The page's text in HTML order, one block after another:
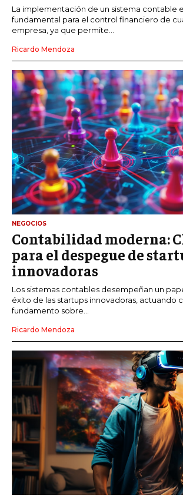
La implementación de un sistema contable
fundamental para el control financiero de
empresa, ya que permite...
Ricardo Mendoza
NEGOCIOS
Contabilidad moderna:
para el despegue de
innovadoras
Los sistemas contables desempeñan un
éxito de las startups innovadoras, actuando
fundamento sobre...
Ricardo Mendoza